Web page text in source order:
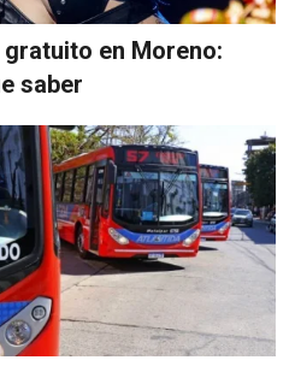
en Moreno:
saber